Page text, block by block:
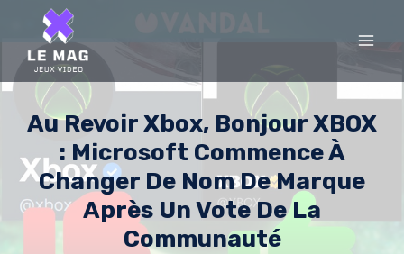
content
Au Revoir Xbox, Bonjour XBOX
: Microsoft Commence À
Changer De Nom De Marque
Après Un Vote De La
Communauté